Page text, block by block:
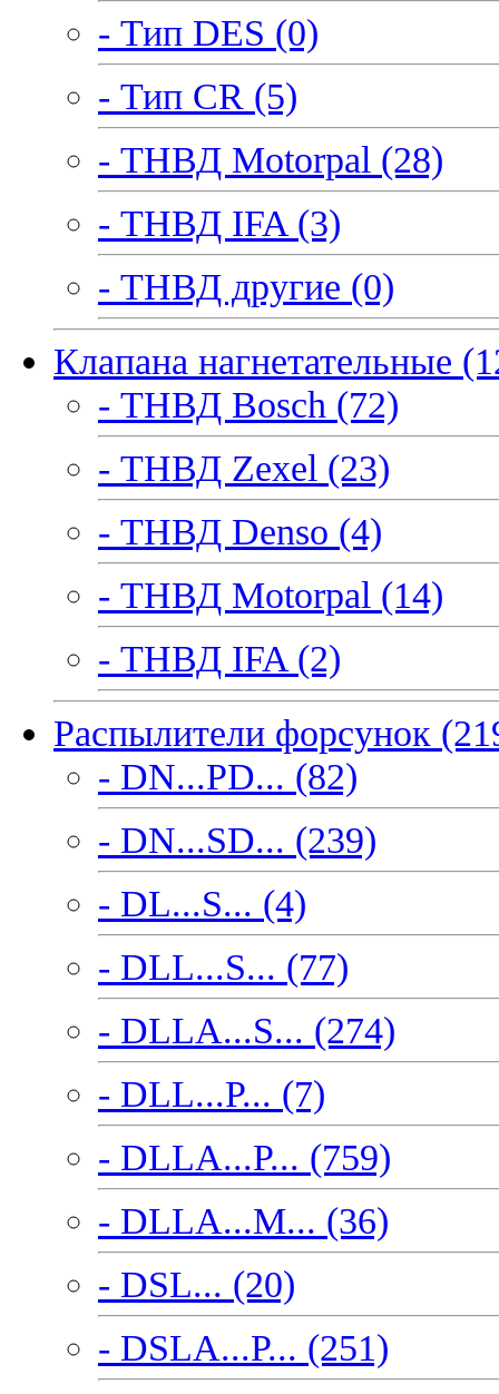
- Тип DES (0)
- Тип CR (5)
- ТНВД Motorpal (28)
- ТНВД IFA (3)
- ТНВД другие (0)
Клапана нагнетательные
- ТНВД Bosch (72)
- ТНВД Zexel (23)
- ТНВД Denso (4)
- ТНВД Motorpal (14)
- ТНВД IFA (2)
Распылители форсунок
- DN...PD... (82)
- DN...SD... (239)
- DL...S... (4)
- DLL...S... (77)
- DLLA...S... (274)
- DLL...P... (7)
- DLLA...P... (759)
- DLLA...M... (36)
- DSL... (20)
- DSLA...P... (251)